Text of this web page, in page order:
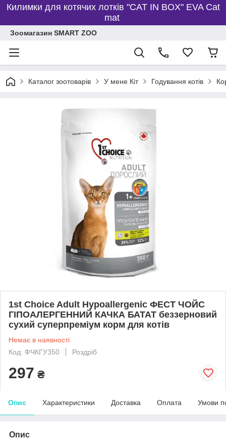
Килимки для котячих лотків "CAT IN BOX" EVA Cat
mat
Зоомагазин SMART ZOO
Каталог зоотоварів У мене Кіт Годування котів
1st Choice Adult Hypoallergenic ФЕСТ ЧОЙС
ГІПОАЛЕРГЕННИЙ КАЧКА БАТАТ беззерновий
сухий суперпреміум корм для котів
Немає в наявності
Код: ФЧКГУ350
Роздріб
297 ₴
Опис Характеристики Доставка Оплата Умови
Опис